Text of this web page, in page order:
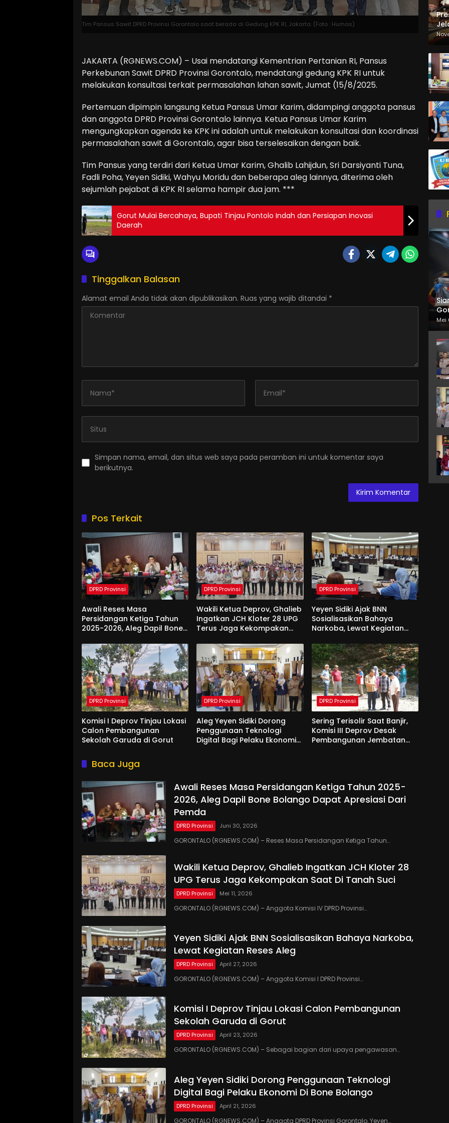
Tim Pansus Sawit DPRD Provinsi Gorontalo saat berada di Gedung KPK RI, Jakarta. (Foto : Humas)
JAKARTA (RGNEWS.COM) – Usai mendatangi Kementrian Pertanian RI, Pansus
Perkebunan Sawit DPRD Provinsi Gorontalo, mendatangi gedung KPK RI untuk
melakukan konsultasi terkait permasalahan lahan sawit, Jumat (15/8/2025.
Pertemuan dipimpin langsung Ketua Pansus Umar Karim, didampingi anggota pansus
dan anggota DPRD Provinsi Gorontalo lainnya. Ketua Pansus Umar Karim
mengungkapkan agenda ke KPK ini adalah untuk melakukan konsultasi dan koordinasi
permasalahan sawit di Gorontalo, agar bisa terselesaikan dengan baik.
Tim Pansus yang terdiri dari Ketua Umar Karim, Ghalib Lahijdun, Sri Darsiyanti Tuna,
Fadli Poha, Yeyen Sidiki, Wahyu Moridu dan beberapa aleg lainnya, diterima oleh
sejumlah pejabat di KPK RI selama hampir dua jam. ***
Gorut Mulai Bercahaya, Bupati Tinjau Pontolo Indah dan Persiapan Inovasi
Daerah
Tinggalkan Balasan
Alamat email Anda tidak akan dipublikasikan. Ruas yang wajib ditandai *
Simpan nama, email, dan situs web saya pada peramban ini untuk komentar saya
berikutnya.
Pos Terkait
DPRD Provinsi
Awali Reses Masa
Persidangan Ketiga Tahun
2025-2026, Aleg Dapil Bone
Dari Pemda
DPRD Provinsi
Wakili Ketua Deprov, Ghalieb
Ingatkan JCH Kloter 28 UPG
Terus Jaga Kekompakan
DPRD Provinsi
Yeyen Sidiki Ajak BNN
Sosialisasikan Bahaya
Narkoba, Lewat Kegiatan
DPRD Provinsi
Komisi I Deprov Tinjau Lokasi
Calon Pembangunan
Sekolah Garuda di Gorut
DPRD Provinsi
Aleg Yeyen Sidiki Dorong
Penggunaan Teknologi
Digital Bagi Pelaku Ekonomi
DPRD Provinsi
Sering Terisolir Saat Banjir,
Komisi III Deprov Desak
Pembangunan Jembatan
Baca Juga
Awali Reses Masa Persidangan Ketiga Tahun 2025-
2026, Aleg Dapil Bone Bolango Dapat Apresiasi Dari
Pemda
DPRD Provinsi Juni 30, 2026
GORONTALO (RGNEWS.COM) – Reses Masa Persidangan Ketiga Tahun…
Wakili Ketua Deprov, Ghalieb Ingatkan JCH Kloter 28
UPG Terus Jaga Kekompakan Saat Di Tanah Suci
DPRD Provinsi Mei 11, 2026
GORONTALO (RGNEWS.COM) – Anggota Komisi IV DPRD Provinsi…
Yeyen Sidiki Ajak BNN Sosialisasikan Bahaya Narkoba,
Lewat Kegiatan Reses Aleg
DPRD Provinsi April 27, 2026
GORONTALO (RGNEWS.COM) – Anggota Komisi I DPRD Provinsi…
Komisi I Deprov Tinjau Lokasi Calon Pembangunan
Sekolah Garuda di Gorut
DPRD Provinsi April 23, 2026
GORONTALO (RGNEWS.COM) – Sebagai bagian dari upaya pengawasan…
Aleg Yeyen Sidiki Dorong Penggunaan Teknologi
Digital Bagi Pelaku Ekonomi Di Bone Bolango
DPRD Provinsi April 21, 2026
GORONTALO (RGNEWS.COM) – Anggota DPRD Provinsi Gorontalo, Yeyen…
Mei